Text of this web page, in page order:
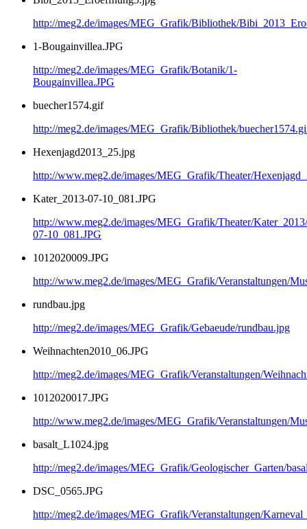
http://meg2.de/images/MEG_Grafik/Bibliothek/
1-Bougainvillea.JPG
http://meg2.de/images/MEG_Grafik/Botanik/1-
Bougainvillea.JPG
buecher1574.gif
http://meg2.de/images/MEG_Grafik/Bibliothek/
Hexenjagd2013_25.jpg
http://www.meg2.de/images/MEG_Grafik/Theater/
Kater_2013-07-10_081.JPG
http://www.meg2.de/images/MEG_Grafik/Theater/
07-10_081.JPG
1012020009.JPG
http://www.meg2.de/images/MEG_Grafik/Veranstaltungen/
rundbau.jpg
http://meg2.de/images/MEG_Grafik/Gebaeude/rundbau.jpg
Weihnachten2010_06.JPG
http://meg2.de/images/MEG_Grafik/Veranstaltungen/
1012020017.JPG
http://www.meg2.de/images/MEG_Grafik/Veranstaltungen/
basalt_L1024.jpg
http://meg2.de/images/MEG_Grafik/Geologischer_Garten/
DSC_0565.JPG
http://meg2.de/images/MEG_Grafik/Veranstaltungen/